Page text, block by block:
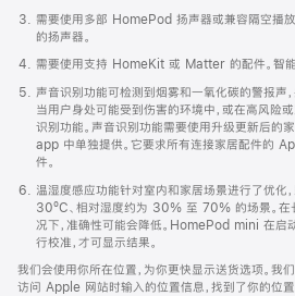
需要使用多部 HomePod 扬声器或兼容隔空播
的扬声器。
需要使用支持 HomeKit 或 Matter 的配件。智能
声音识别功能可检测到烟雾和一氧化碳的警报声
当用户身处可能受到伤害的环境中，或在高风险
识别功能。声音识别功能需要使用升级更新后的
app 中单独提供。它要求所有连接家居配件的
件。
温湿度感应功能针对室内和家居场景进行了优化
30ºC、相对湿度约为 30% 至 70% 的场景。在
况下，准确性可能会降低。HomePod mini 在启
行校准，才可显示结果。
我们会使用你所在位置，为你更快显示送货选项。我
访问 Apple 网站时输入的位置信息，找到了你的位置